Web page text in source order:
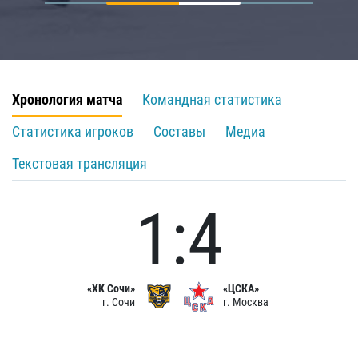
Хронология матча
Командная статистика
Статистика игроков
Составы
Медиа
Текстовая трансляция
«ХК Сочи»
г. Сочи
1:4
«ЦСКА»
г. Москва